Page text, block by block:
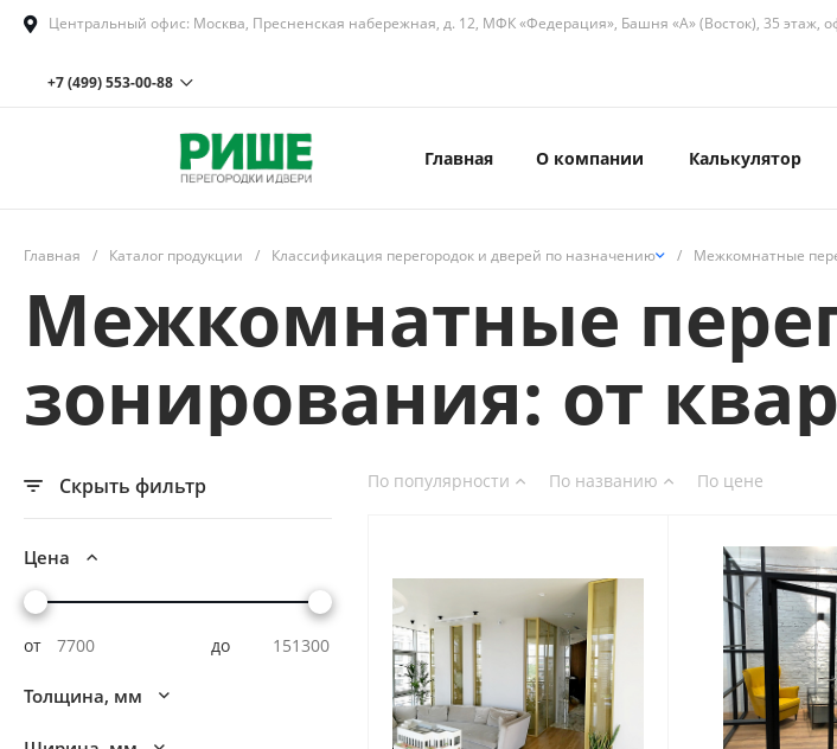
Центральный офис: Москва, Пресненская набережная, д. 12, МФК «Федерация», Башня «А» (Восток), 35 этаж,
+7 (499) 553-00-88
+7 (499) 553-00-88 доб.202
Московская область, Наро-
Пн-Пт с 08:00 до 18:00 Сб-Вс
sale@rishe.ru
Главная О компании Калькулятор
Главная / Каталог продукции / Классификация перегородок и дверей по назначению / Межкомнатные
Межкомнатные
зонирования: от
Скрыть фильтр
Цена
от до
Толщина, мм
По популярности По названию По цене